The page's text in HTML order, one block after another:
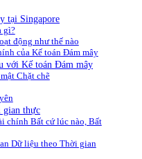
tại Singapore
gì?
động như thế nào
của Kế toán Đám mây
với Kế toán Đám mây
Chặt chẽ
gian thực
chính Bất cứ lúc nào, Bất
Dữ liệu theo Thời gian